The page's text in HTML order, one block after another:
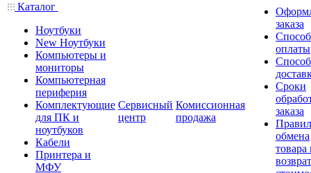
Каталог
Ноутбуки
New Ноутбуки
Компьютеры и
мониторы
Компьютерная
периферия
Комплектующие
для ПК и
ноутбуков
Кабели
Принтера и
МФУ
Сервисный
центр
Комиссионная
продажа
заказа
оплаты
Сроки
заказа
обмена
товара